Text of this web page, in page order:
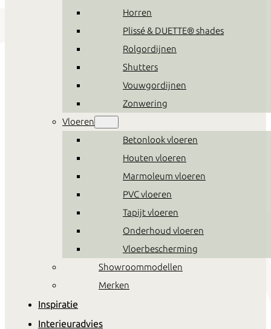
Horren
Plissé & DUETTE® shades
Rolgordijnen
Shutters
Vouwgordijnen
Zonwering
Vloeren
Betonlook vloeren
Houten vloeren
Marmoleum vloeren
PVC vloeren
Tapijt vloeren
Onderhoud vloeren
Vloerbescherming
Showroommodellen
Merken
Inspiratie
Interieuradvies